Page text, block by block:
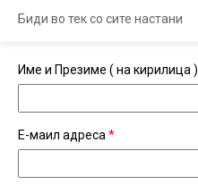
Биди во тек со сите настани
Име и Презиме ( на кирилица )
Е-маил адреса *